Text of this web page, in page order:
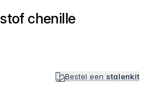
chenille
Bestel een stalenkit